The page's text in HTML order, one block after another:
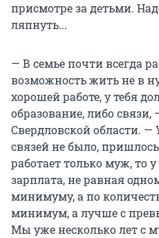
присмотре за детьми.
ляпнуть...
— В семье почти всегда
возможность жить не в
хорошей работе, у тебя
образование, либо
Свердловской области.
связей не было,
работает только муж, то
зарплата, не равная
минимуму, а по
минимум, а лучше с
Мы уже несколько лет с